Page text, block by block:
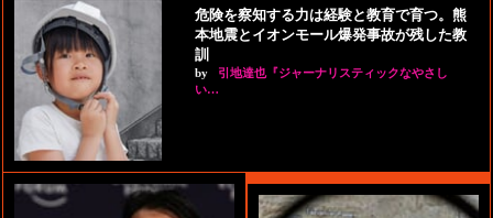
危険を察知する力は経験と教育で育つ。熊
本地震とイオンモール爆発事故が残した教
訓
by
引地達也『ジャーナリスティックなやさし
い…